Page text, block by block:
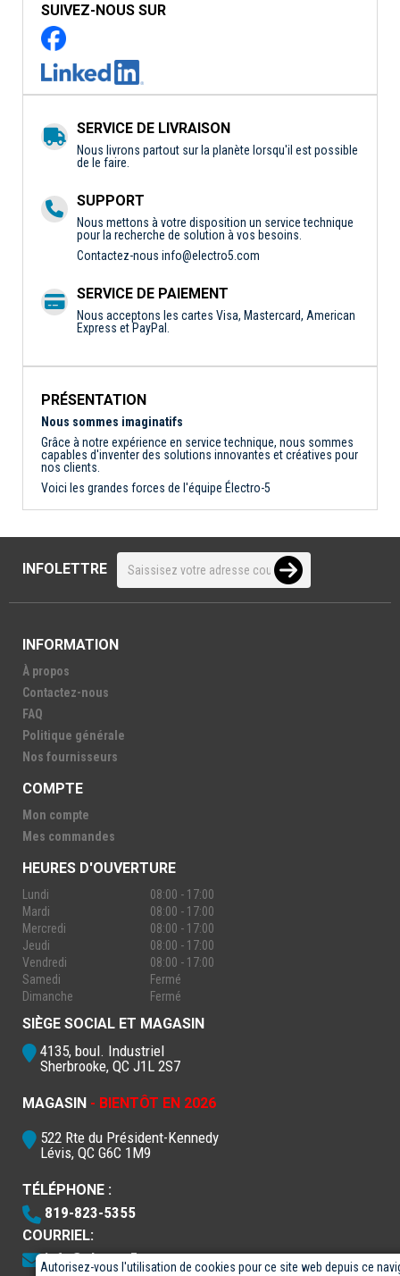
Autorisez-vous l'utilisation de cookies pour ce site web depuis ce
SUIVEZ-NOUS SUR
SERVICE DE LIVRAISON
Nous livrons partout sur la planète lorsqu'il est possible
de le faire.
SUPPORT
Nous mettons à votre disposition un service technique
pour la recherche de solution à vos besoins.
Contactez-nous info@electro5.com
SERVICE DE PAIEMENT
Nous acceptons les cartes Visa, Mastercard, American
Express et PayPal.
PRÉSENTATION
Nous sommes imaginatifs
Grâce à notre expérience en service technique, nous sommes
capables d'inventer des solutions innovantes et créatives pour
nos clients.
Voici les grandes forces de l'équipe Électro-5
INFOLETTRE
INFORMATION
À propos
Contactez-nous
FAQ
Politique générale
Nos fournisseurs
COMPTE
Mon compte
Mes commandes
HEURES D'OUVERTURE
Lundi
08:00 - 17:00
Mardi
08:00 - 17:00
Mercredi
08:00 - 17:00
Jeudi
08:00 - 17:00
Vendredi
08:00 - 17:00
Samedi
Fermé
Dimanche
Fermé
SIÈGE SOCIAL ET MAGASIN
4135, boul. Industriel
Sherbrooke, QC J1L 2S7
MAGASIN - BIENTÔT EN 2026
522 Rte du Président-Kennedy
Lévis, QC G6C 1M9
TÉLÉPHONE :
819-823-5355
COURRIEL:
info@electro5.com